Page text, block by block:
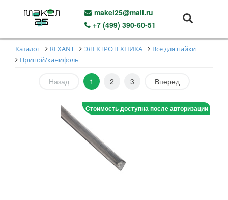
makel25@mail.ru
+7 (499) 390-60-51
Каталог REXANT ЭЛЕКТРОТЕХНИКА
Всё для пайки
Припой/канифоль
Назад 1 2 3 Вперед
Стоимость доступна после авторизации